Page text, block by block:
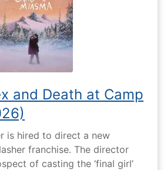
and Death at Camp
is hired to direct a new
franchise. The director
of casting the ‘final girl’